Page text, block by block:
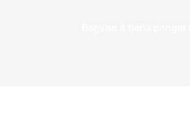
Begynn å tjene penger i